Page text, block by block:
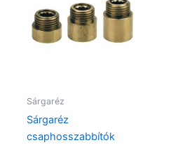
Sárgaréz
Sárgaréz
csaphosszabbítók